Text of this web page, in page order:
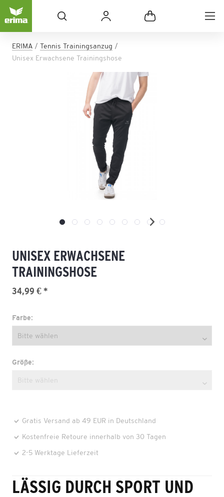
ERIMA
Tennis Trainingsanzug
Unisex Erwachsene Trainingshose
UNISEX ERWACHSENE
TRAININGSHOSE
34,99 € *
Farbe:
Größe:
Gratis Versand ab 49 EUR in Deutschland
Kostenfreie Retoure innerhalb von 30 Tagen
2-5 Werktage Lieferzeit
LÄSSIG DURCH SPORT UND